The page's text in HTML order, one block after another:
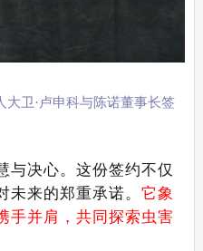
卫·卢申科与陈诺董事长签
与决心。这份签约不仅
来的郑重承诺。 它象
手并肩，共同探索虫害